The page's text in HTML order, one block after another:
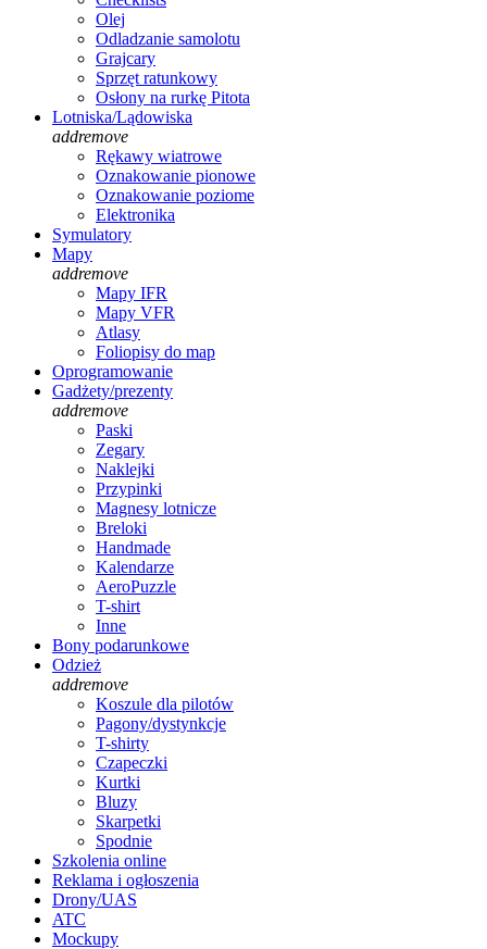
Olej
Odladzanie samolotu
Grajcary
Sprzęt ratunkowy
Osłony na rurkę Pitota
Lotniska/Lądowiska
addremove
Rękawy wiatrowe
Oznakowanie pionowe
Oznakowanie poziome
Elektronika
Symulatory
Mapy
addremove
Mapy IFR
Mapy VFR
Atlasy
Foliopisy do map
Oprogramowanie
Gadżety/prezenty
addremove
Paski
Zegary
Naklejki
Przypinki
Magnesy lotnicze
Breloki
Handmade
Kalendarze
AeroPuzzle
T-shirt
Inne
Bony podarunkowe
Odzież
addremove
Koszule dla pilotów
Pagony/dystynkcje
T-shirty
Czapeczki
Kurtki
Bluzy
Skarpetki
Spodnie
Szkolenia online
Reklama i ogłoszenia
Drony/UAS
ATC
Mockupy